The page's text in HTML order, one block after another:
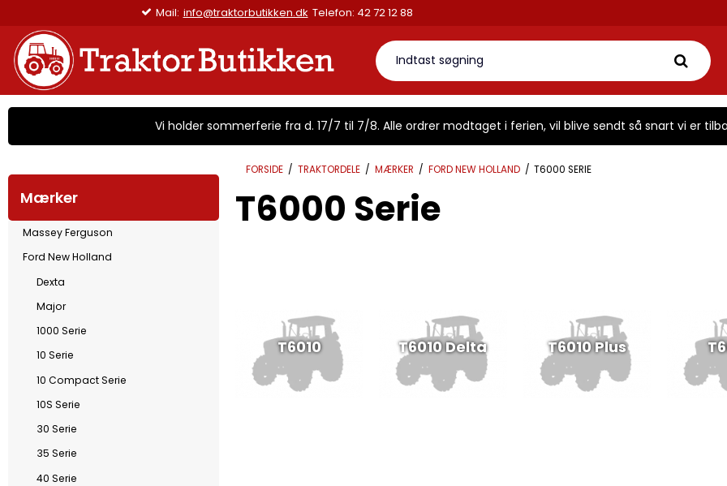
Mail: info@traktorbutikken.dk Telefon: 42 72 12 88
Vi holder sommerferie fra d. 17/7 til 7/8. Alle ordrer modtaget i ferien, vil blive sendt så snart vi er
Mærker
Massey Ferguson
Ford New Holland
Dexta
Major
1000 Serie
10 Serie
10 Compact Serie
10S Serie
30 Serie
35 Serie
40 Serie
FORSIDE / TRAKTORDELE / MÆRKER / FORD NEW HOLLAND / T6000 SERIE
T6000 Serie
T6010 T6010 Delta T6010 Plus